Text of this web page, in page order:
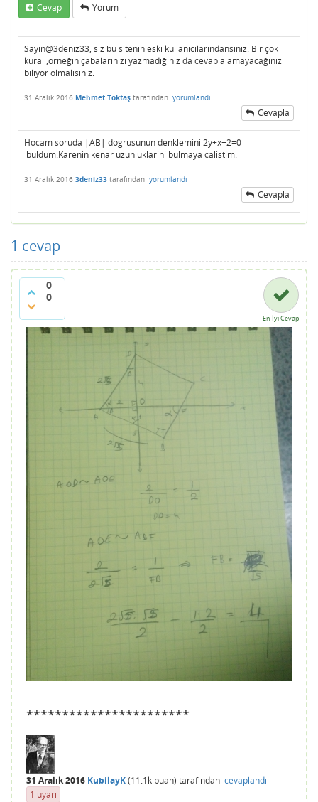
Cevap Yorum
Sayın@3deniz33, siz bu sitenin eski kullanıcılarındansınız. Bir çok
kuralı,örneğin çabalarınızı yazmadığınız da cevap alamayacağınızı
biliyor olmalısınız.
31 Aralık 2016 Mehmet Toktaş tarafından yorumlandı
Cevapla
Hocam soruda |AB| dogrusunun denklemini 2y+x+2=0
buldum.Karenin kenar uzunluklarini bulmaya calistim.
31 Aralık 2016 3deniz33 tarafından yorumlandı
Cevapla
1 cevap
0
0
En İyi Cevap
***********************
31 Aralık 2016 KubilayK(11.1k puan) tarafından cevaplandı
1 uyarı